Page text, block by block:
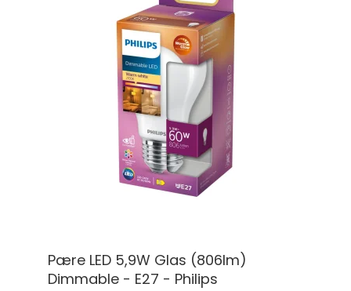
Pære LED 5,9W Glas (806lm)
Dimmable - E27 - Philips